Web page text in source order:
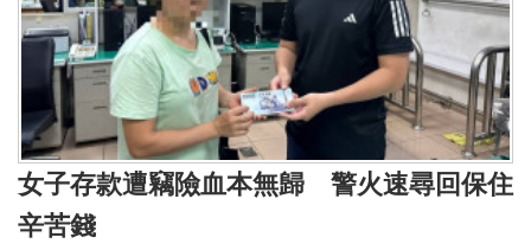
女子存款遭竊險血本無歸 警火速尋回保住
辛苦錢